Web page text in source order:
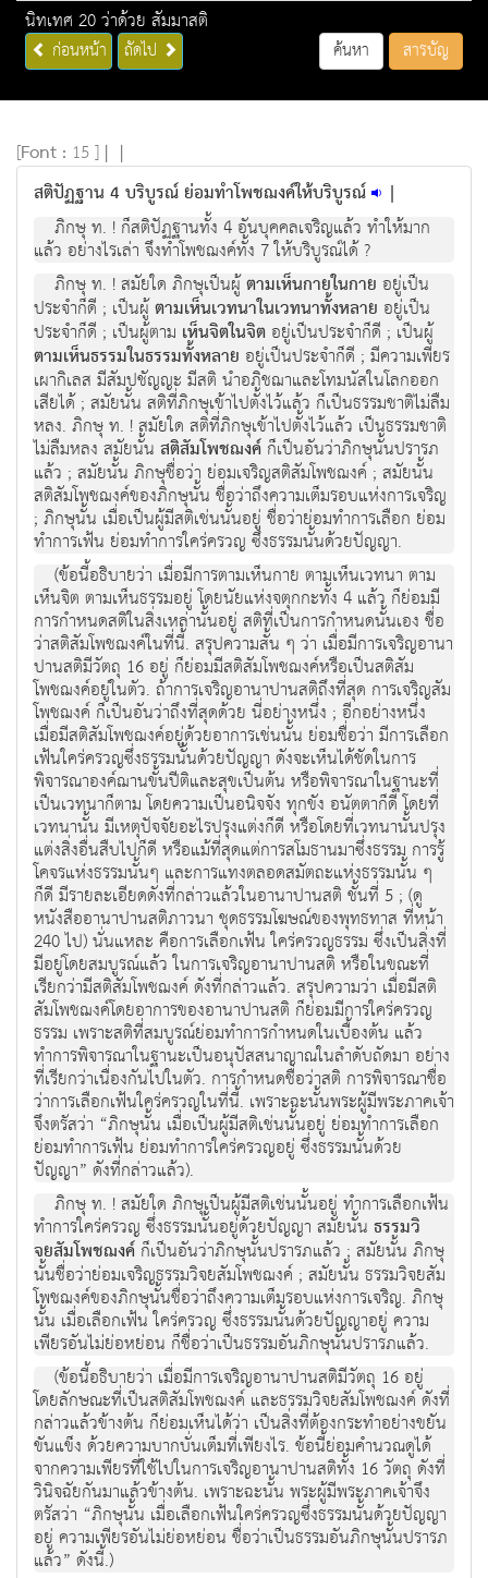
นิทเทศ 20 ว่าด้วย สัมมาสติ
ก่อนหน้า ถัดไป ค้นหา สารบัญ
[Font : 15 ] | |
สติปัฏฐาน 4 บริบูรณ์ ย่อมทำโพชฌงค์ให้บริบูรณ์ |
ภิกษุ ท. ! ก็สติปัฏฐานทั้ง 4 อันบุคคลเจริญแล้ว ทำให้มาก
แล้ว อย่างไรเล่า จึงทำโพชฌงค์ทั้ง 7 ให้บริบูรณ์ได้ ?
ภิกษุ ท. ! สมัยใด ภิกษุเป็นผู้ตามเห็นกายในกาย อยู่เป็น
ประจำก็ดี ; เป็นผู้ตามเห็นเวทนาในเวทนาทั้งหลาย อยู่เป็น
ประจำก็ดี ; เป็นผู้ตาม เห็นจิตในจิตอยู่เป็นประจำก็ดี ; เป็นผู้
ตามเห็นธรรมในธรรมทั้งหลาย อยู่เป็นประจำก็ดี ; มีความเพียร
เผากิเลส มีสัมปชัญญะ มีสติ นำอภิชฌาและโทมนัสในโลกออก
เสียได้ ; สมัยนั้น สติที่ภิกษุเข้าไปตั้งไว้แล้ว ก็เป็นธรรมชาติไม่ลืม
หลง. ภิกษุ ท. ! สมัยใด สติที่ภิกษุเข้าไปตั้งไว้แล้ว เป็นธรรมชาติ
ไม่ลืมหลง สมัยนั้น สติสัมโพชฌงค์ ก็เป็นอันว่าภิกษุนั้นปรารภ
แล้ว ; สมัยนั้น ภิกษุชื่อว่า ย่อมเจริญสติสัมโพชฌงค์ ; สมัยนั้น
สติสัมโพชฌงค์ของภิกษุนั้น ชื่อว่าถึงความเต็มรอบแห่งการเจริญ
; ภิกษุนั้น เมื่อเป็นผู้มีสติเช่นนั้นอยู่ ชื่อว่าย่อมทำการเลือก ย่อม
ทำการเฟ้น ย่อมทำการใคร่ครวญ ซึ่งธรรมนั้นด้วยปัญญา.
(ข้อนี้อธิบายว่า เมื่อมีการตามเห็นกาย ตามเห็นเวทนา ตาม
เห็นจิต ตามเห็นธรรมอยู่ โดยนัยแห่งจตุกกะทั้ง 4 แล้ว ก็ย่อมมี
การกำหนดสติในสิ่งเหล่านั้นอยู่ สติที่เป็นการกำหนดนั้นเอง ชื่อ
ว่าสติสัมโพชฌงค์ในที่นี้. สรุปความสั้น ๆ ว่า เมื่อมีการเจริญอานา
ปานสติมีวัตถุ 16 อยู่ ก็ย่อมมีสติสัมโพชฌงค์หรือเป็นสติสัม
โพชฌงค์อยู่ในตัว. ถ้าการเจริญอานาปานสติถึงที่สุด การเจริญสัม
โพชฌงค์ ก็เป็นอันว่าถึงที่สุดด้วย นี่อย่างหนึ่ง ; อีกอย่างหนึ่ง
เมื่อมีสติสัมโพชฌงค์อยู่ด้วยอาการเช่นนั้น ย่อมชื่อว่า มีการเลือก
เฟ้นใคร่ครวญซึ่งธรรมนั้นด้วยปัญญา ดังจะเห็นได้ชัดในการ
พิจารณาองค์ฌานขั้นปีติและสุขเป็นต้น หรือพิจารณาในฐานะที่
เป็นเวทนาก็ตาม โดยความเป็นอนิจจัง ทุกขัง อนัตตาก็ดี โดยที่
เวทนานั้น มีเหตุปัจจัยอะไรปรุงแต่งก็ดี หรือโดยที่เวทนานั้นปรุง
แต่งสิ่งอื่นสืบไปก็ดี หรือแม้ที่สุดแต่การสโมธานมาซึ่งธรรม การรู้
โคจรแห่งธรรมนั้นๆ และการแทงตลอดสมัตถะแห่งธรรมนั้น ๆ
ก็ดี มีรายละเอียดดังที่กล่าวแล้วในอานาปานสติ ชั้นที่ 5 ; (ดู
หนังสืออานาปานสติภาวนา ชุดธรรมโฆษณ์ของพุทธทาส ที่หน้า
240 ไป) นั่นแหละ คือการเลือกเฟ้น ใคร่ครวญธรรม ซึ่งเป็นสิ่งที่
มีอยู่โดยสมบูรณ์แล้ว ในการเจริญอานาปานสติ หรือในขณะที่
เรียกว่ามีสติสัมโพชฌงค์ ดังที่กล่าวแล้ว. สรุปความว่า เมื่อมีสติ
สัมโพชฌงค์โดยอาการของอานาปานสติ ก็ย่อมมีการใคร่ครวญ
ธรรม เพราะสติที่สมบูรณ์ย่อมทำการกำหนดในเบื้องต้น แล้ว
ทำการพิจารณาในฐานะเป็นอนุปัสสนาญาณในลำดับถัดมา อย่าง
ที่เรียกว่าเนื่องกันไปในตัว. การกำหนดชื่อว่าสติ การพิจารณาชื่อ
ว่าการเลือกเฟ้นใคร่ครวญในที่นี้. เพราะฉะนั้นพระผู้มีพระภาคเจ้า
จึงตรัสว่า “ภิกษุนั้น เมื่อเป็นผู้มีสติเช่นนั้นอยู่ ย่อมทำการเลือก
ย่อมทำการเฟ้น ย่อมทำการใคร่ครวญอยู่ ซึ่งธรรมนั้นด้วย
ปัญญา” ดังที่กล่าวแล้ว).
ภิกษุ ท. ! สมัยใด ภิกษุเป็นผู้มีสติเช่นนั้นอยู่ ทำการเลือกเฟ้น
ทำการใคร่ครวญ ซึ่งธรรมนั้นอยู่ด้วยปัญญา สมัยนั้น ธรรมวิ
จยสัมโพชฌงค์ ก็เป็นอันว่าภิกษุนั้นปรารภแล้ว ; สมัยนั้น ภิกษุ
นั้นชื่อว่าย่อมเจริญธรรมวิจยสัมโพชฌงค์ ; สมัยนั้น ธรรมวิจยสัม
โพชฌงค์ของภิกษุนั้นชื่อว่าถึงความเต็มรอบแห่งการเจริญ. ภิกษุ
นั้น เมื่อเลือกเฟ้น ใคร่ครวญ ซึ่งธรรมนั้นด้วยปัญญาอยู่ ความ
เพียรอันไม่ย่อหย่อน ก็ชื่อว่าเป็นธรรมอันภิกษุนั้นปรารภแล้ว.
(ข้อนี้อธิบายว่า เมื่อมีการเจริญอานาปานสติมีวัตถุ 16 อยู่
โดยลักษณะที่เป็นสติสัมโพชฌงค์ และธรรมวิจยสัมโพชฌงค์ ดังที่
กล่าวแล้วข้างต้น ก็ย่อมเห็นได้ว่า เป็นสิ่งที่ต้องกระทำอย่างขยัน
ขันแข็ง ด้วยความบากบั่นเต็มที่เพียงไร. ข้อนี้ย่อมคำนวณดูได้
จากความเพียรที่ใช้ไปในการเจริญอานาปานสติทั้ง 16 วัตถุ ดังที่
วินิจฉัยกันมาแล้วข้างต้น. เพราะฉะนั้น พระผู้มีพระภาคเจ้าจึง
ตรัสว่า “ภิกษุนั้น เมื่อเลือกเฟ้นใคร่ครวญซึ่งธรรมนั้นด้วยปัญญา
อยู่ ความเพียรอันไม่ย่อหย่อน ชื่อว่าเป็นธรรมอันภิกษุนั้นปรารภ
แล้ว” ดังนี้.)